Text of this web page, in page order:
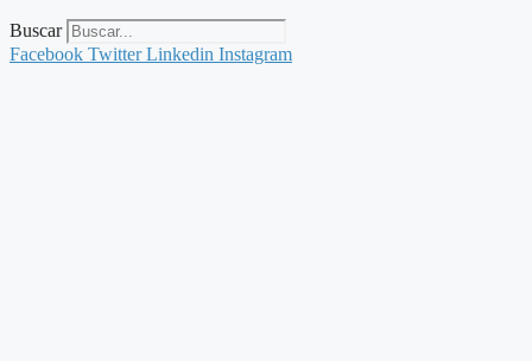
Buscar
Facebook Twitter Linkedin Instagram